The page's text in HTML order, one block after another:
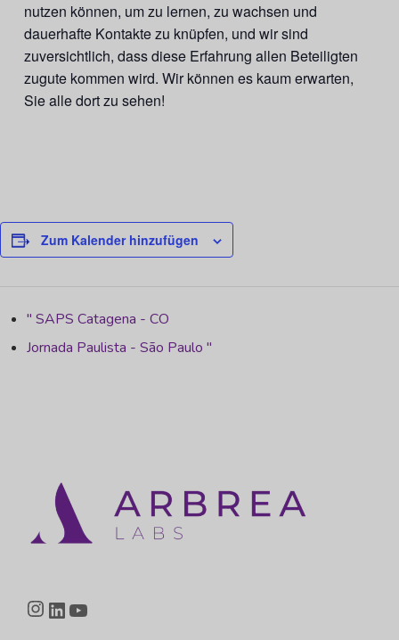
nutzen können, um zu lernen, zu wachsen und
dauerhafte Kontakte zu knüpfen, und wir sind
zuversichtlich, dass diese Erfahrung allen Beteiligten
zugute kommen wird. Wir können es kaum erwarten,
Sie alle dort zu sehen!
Zum Kalender hinzufügen
" SAPS Catagena - CO
Jornada Paulista - São Paulo "
Instagram
LinkedIn